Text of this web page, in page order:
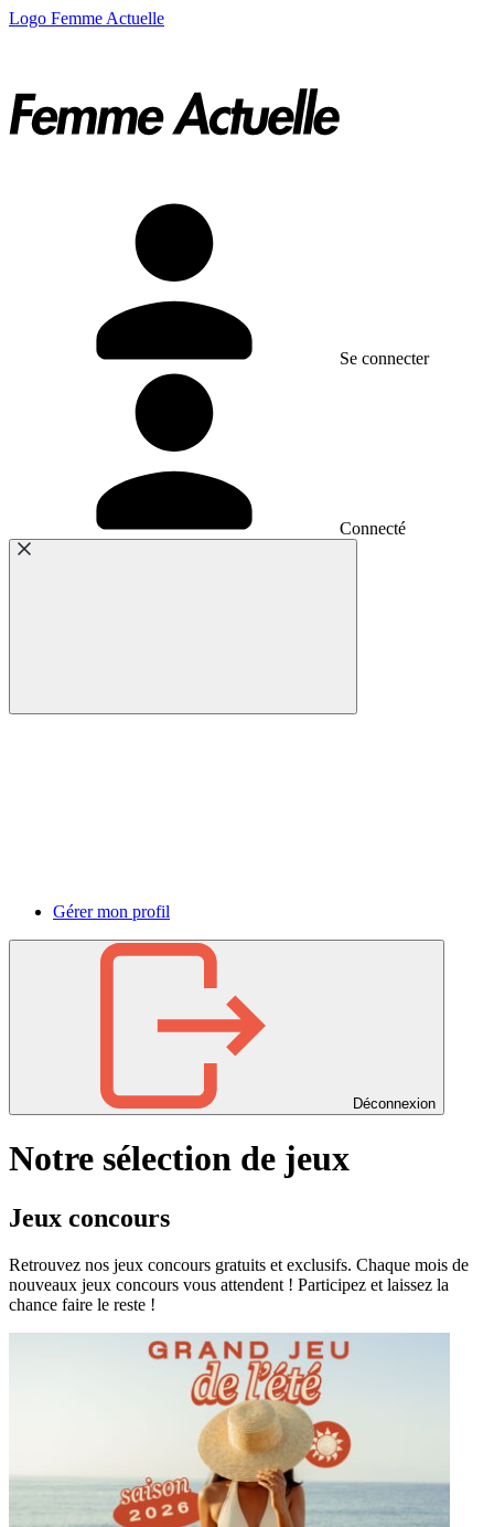
Logo Femme Actuelle
Se connecter
Connecté
Gérer mon profil
Déconnexion
Notre sélection de jeux
Jeux concours
Retrouvez nos jeux concours gratuits et exclusifs. Chaque mois de
nouveaux jeux concours vous attendent ! Participez et laissez la
chance faire le reste !